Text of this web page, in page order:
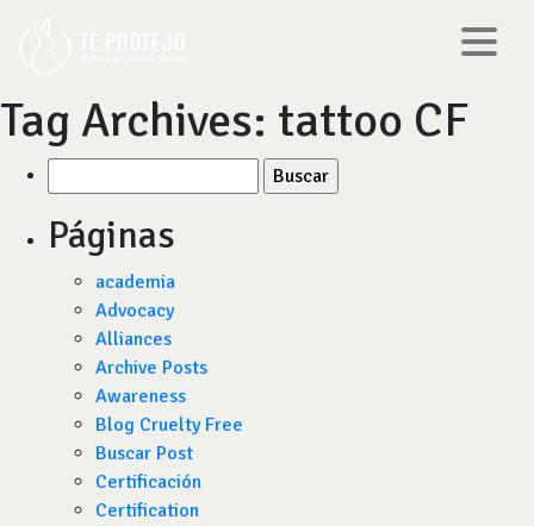
Tag Archives: tattoo CF
por:
Páginas
academia
Advocacy
Alliances
Archive Posts
Awareness
Blog Cruelty Free
Buscar Post
Certificación
Certification